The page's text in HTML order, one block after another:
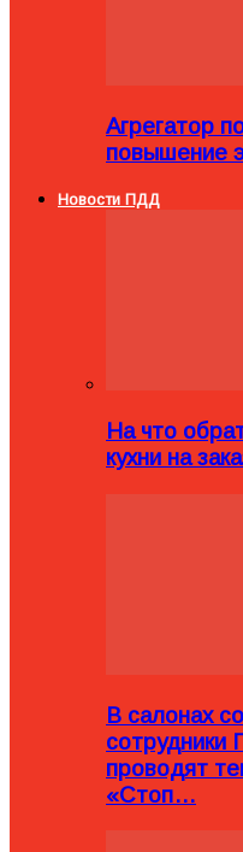
Агрегатор
повышение
Новости ПДД
На что
кухни на
В салонах
сотрудники
проводят
«Стоп…